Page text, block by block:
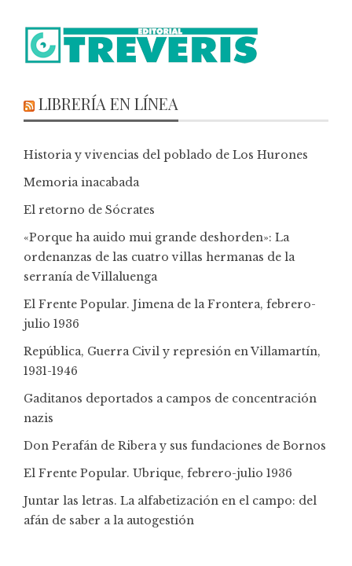
LIBRERÍA EN LÍNEA
Historia y vivencias del poblado de Los Hurones
Memoria inacabada
El retorno de Sócrates
«Porque ha auido mui grande deshorden»: La
ordenanzas de las cuatro villas hermanas de la
serranía de Villaluenga
El Frente Popular. Jimena de la Frontera, febrero-
julio 1936
República, Guerra Civil y represión en Villamartín,
1931-1946
Gaditanos deportados a campos de concentración
nazis
Don Perafán de Ribera y sus fundaciones de Bornos
El Frente Popular. Ubrique, febrero-julio 1936
Juntar las letras. La alfabetización en el campo: del
afán de saber a la autogestión